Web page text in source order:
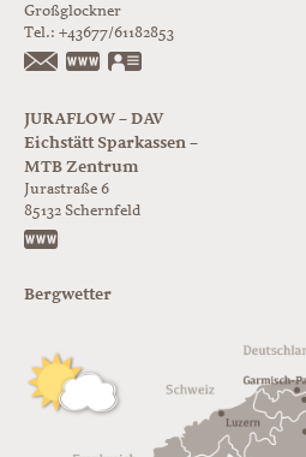
Großglockner
Tel.: +43677/61182853
https://www.glorer-huette.at/
JURAFLOW – DAV
Eichstätt Sparkassen –
MTB Zentrum
Jurastraße 6
85132 Schernfeld
Bergwetter